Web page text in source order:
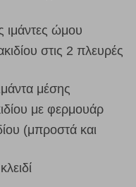
ιμάντες ώμου
στις 2 πλευρές
μέσης
με φερμουάρ
(μπροστά και